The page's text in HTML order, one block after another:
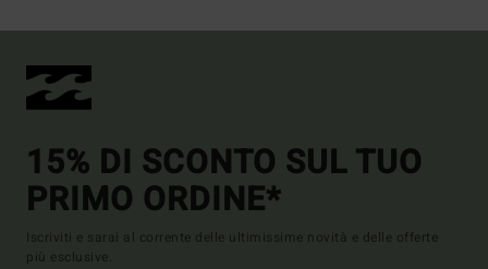
15% DI SCONTO SUL TUO
PRIMO ORDINE*
Iscriviti e sarai al corrente delle ultimissime novità e delle offerte
più esclusive.